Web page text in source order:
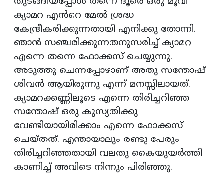
ക്യാമറ എൻറെ മേൽ ശ്രദ്ധ
കേന്ദ്രീകരിക്കുന്നതായി എനിക്കു തോന്നി.
ഞാൻ സഞ്ചരിക്കുന്നതനുസരിച്ച് ക്യാമറ
എന്നെ തന്നെ ഫോക്കസ് ചെയ്യുന്നു.
അടുത്തു ചെന്നപ്പോഴാണ് അതു സന്തോഷ്
ശിവൻ ആയിരുന്നു എന്ന് മനസ്സിലായത്.
ക്യാമറക്കണ്ണിലൂടെ എന്നെ തിരിച്ചറിഞ്ഞ
സന്തോഷ് ഒരു കുസ്യതിക്കു
വേണ്ടിയായിരിക്കാം എന്നെ ഫോക്കസ്
ചെയ്‌തത്. എന്തായാലും രണ്ടു പേരും
തിരിച്ചറിഞ്ഞതായി വലതു കൈയുയർത്തി
കാണിച്ച് അവിടെ നിന്നും പിരിഞ്ഞു.